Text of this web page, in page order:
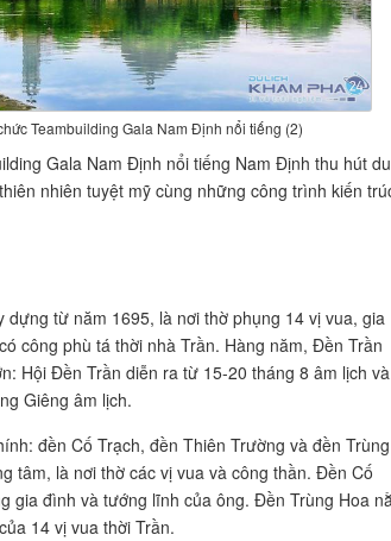
Teambuilding Gala Nam Định nổi tiếng (2)
Gala Nam Định nổi tiếng Nam Định thu hút du
nhiên tuyệt mỹ cùng những công trình kiến
từ năm 1695, là nơi thờ phụng 14 vị vua, gia
công phù tá thời nhà Trần. Hàng năm, Đền Trần
Hội Đền Trần diễn ra từ 15-20 tháng 8 âm lịch
Giêng âm lịch.
đền Cố Trạch, đền Thiên Trường và đền Trùng
tâm, là nơi thờ các vị vua và công thần. Đền Cố
gia đình và tướng lĩnh của ông. Đền Trùng Hoa
14 vị vua thời Trần.